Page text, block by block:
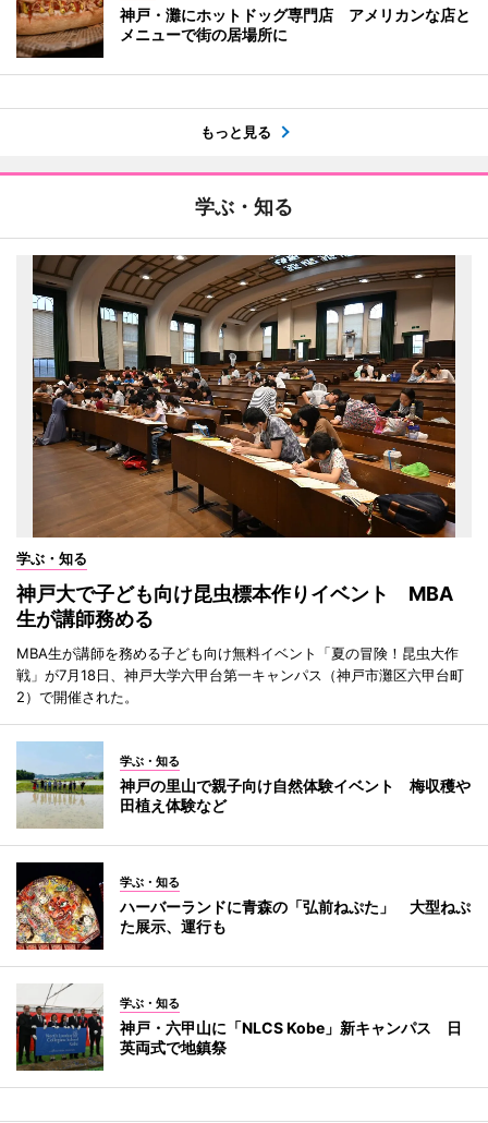
神戸・灘にホットドッグ専門店 アメリカンな店と
メニューで街の居場所に
もっと見る
学ぶ・知る
学ぶ・知る
神戸大で子ども向け昆虫標本作りイベント MBA
生が講師務める
MBA生が講師を務める子ども向け無料イベント「夏の冒険！昆虫大作
戦」が7月18日、神戸大学六甲台第一キャンパス（神戸市灘区六甲台町
2）で開催された。
学ぶ・知る
神戸の里山で親子向け自然体験イベント 梅収穫や
田植え体験など
学ぶ・知る
ハーバーランドに青森の「弘前ねぷた」 大型ねぷ
た展示、運行も
学ぶ・知る
神戸・六甲山に「NLCS Kobe」新キャンパス 日
英両式で地鎮祭